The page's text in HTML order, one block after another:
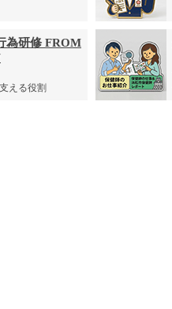
為研修 FROM
える役割